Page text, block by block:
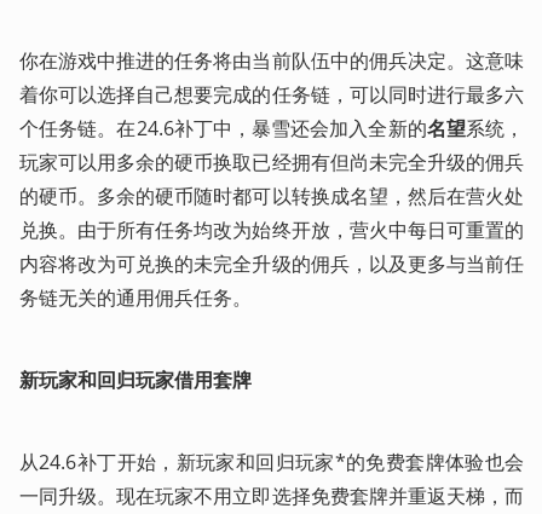
你在游戏中推进的任务将由当前队伍中的佣兵决定。这意味
着你可以选择自己想要完成的任务链，可以同时进行最多六
个任务链。在24.6补丁中，暴雪还会加入全新的名望系统，
玩家可以用多余的硬币换取已经拥有但尚未完全升级的佣兵
的硬币。多余的硬币随时都可以转换成名望，然后在营火处
兑换。由于所有任务均改为始终开放，营火中每日可重置的
内容将改为可兑换的未完全升级的佣兵，以及更多与当前任
务链无关的通用佣兵任务。
​新玩家和回归玩家借用套牌
从24.6补丁开始，新玩家和回归玩家*的免费套牌体验也会
一同升级。现在玩家不用立即选择免费套牌并重返天梯，而